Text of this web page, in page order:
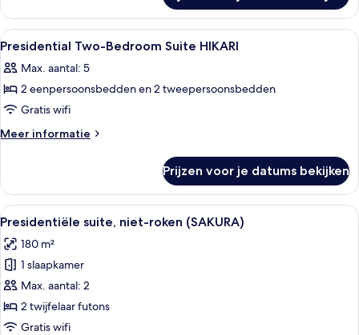
Bath)
laden
suite,
niet-
roken
Loft,
Open
Bath)
Alle
foto's
voor
Presidential
Two-
Bedroom
laden
Een kluis op de kamer,
13
Presidential Two-Bedroom Suite HIKARI
Max. aantal: 5
2 eenpersoonsbedden en 2 tweepersoonsbedden
Gratis wifi
Meer informatie
Meer
Two-
Bedroom
Suite
Prijzen voor je datums bekijken
Alle
foto's
voor
Presidentiële
suite,
niet-
roken
Een moderne woonkamer met een
18
Presidentiële suite, niet-roken (SAKURA)
180 m²
1 slaapkamer
Max. aantal: 2
2 twijfelaar futons
Gratis wifi